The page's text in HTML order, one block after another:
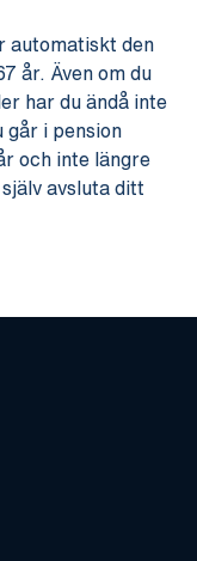
automatiskt den
år. Även om du
har du ändå inte
går i pension
och inte längre
avsluta ditt